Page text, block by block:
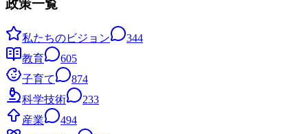
政策一覧
私たちのビジョン
344
教育
605
子育て
874
科学技術
233
産業
494